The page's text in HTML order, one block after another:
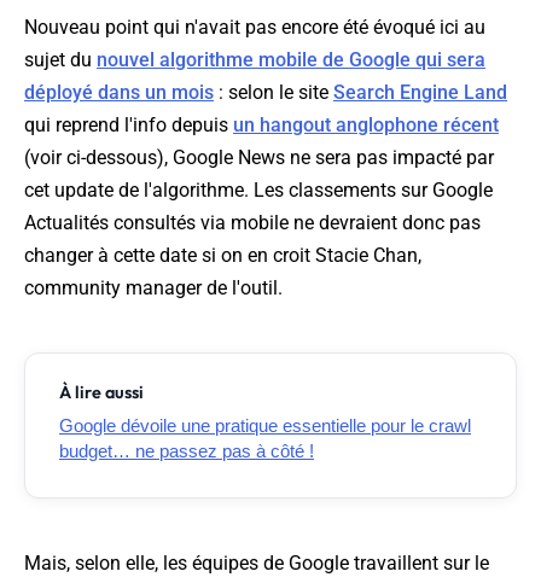
Nouveau point qui n'avait pas encore été évoqué ici au
sujet du nouvel algorithme mobile de Google qui sera
déployé dans un mois : selon le site Search Engine Land
qui reprend l'info depuis un hangout anglophone récent
(voir ci-dessous), Google News ne sera pas impacté par
cet update de l'algorithme. Les classements sur Google
Actualités consultés via mobile ne devraient donc pas
changer à cette date si on en croit Stacie Chan,
community manager de l'outil.
À lire aussi
Google dévoile une pratique essentielle pour le crawl
budget… ne passez pas à côté !
Mais, selon elle, les équipes de Google travaillent sur le